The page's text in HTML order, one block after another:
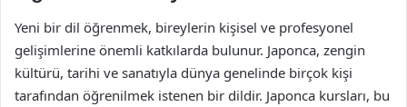
Yeni bir dil öğrenmek, bireylerin kişisel ve profesyonel
gelişimlerine önemli katkılarda bulunur. Japonca, zengin
kültürü, tarihi ve sanatıyla dünya genelinde birçok kişi
tarafından öğrenilmek istenen bir dildir. Japonca kursları, bu